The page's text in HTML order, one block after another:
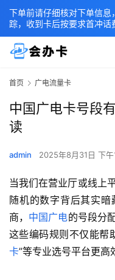
首页 广电流量卡
中国广电卡号段
读
admin 2025年8月31日 下
当我们在营业厅或线上
随机的数字背后其实
商， 中国广电的号段分
这些编码规则不仅能帮
卡”等专业选号平台更高
下单前请仔细核对下单信
踪，收到卡后按要求首冲话